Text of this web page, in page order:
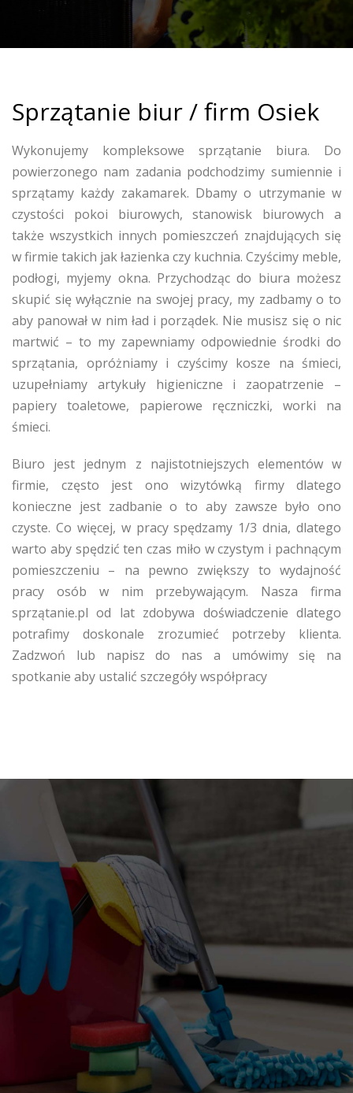
Sprzątanie biur / firm Osiek
Wykonujemy kompleksowe sprzątanie biura. Do
powierzonego nam zadania podchodzimy sumiennie i
sprzątamy każdy zakamarek. Dbamy o utrzymanie w
czystości pokoi biurowych, stanowisk biurowych a
także wszystkich innych pomieszczeń znajdujących się
w firmie takich jak łazienka czy kuchnia. Czyścimy meble,
podłogi, myjemy okna. Przychodząc do biura możesz
skupić się wyłącznie na swojej pracy, my zadbamy o to
aby panował w nim ład i porządek. Nie musisz się o nic
martwić – to my zapewniamy odpowiednie środki do
sprzątania, opróżniamy i czyścimy kosze na śmieci,
uzupełniamy artykuły higieniczne i zaopatrzenie –
papiery toaletowe, papierowe ręczniczki, worki na
śmieci.
Biuro jest jednym z najistotniejszych elementów w
firmie, często jest ono wizytówką firmy dlatego
konieczne jest zadbanie o to aby zawsze było ono
czyste. Co więcej, w pracy spędzamy 1/3 dnia, dlatego
warto aby spędzić ten czas miło w czystym i pachnącym
pomieszczeniu – na pewno zwiększy to wydajność
pracy osób w nim przebywającym. Nasza firma
sprzątanie.pl od lat zdobywa doświadczenie dlatego
potrafimy doskonale zrozumieć potrzeby klienta.
Zadzwoń lub napisz do nas a umówimy się na
spotkanie aby ustalić szczegóły współpracy